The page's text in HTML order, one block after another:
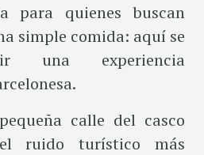
para quienes buscan
simple comida: aquí se
experiencia
calle del casco
ruido turístico más